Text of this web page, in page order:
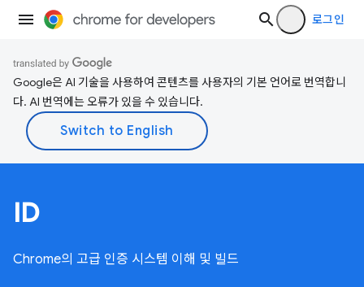
로그인
Google은 AI 기술을 사용하여 콘텐츠를 사용자의 기본 언어로 번역합니
다. AI 번역에는 오류가 있을 수 있습니다.
ID
Chrome의 고급 인증 시스템 이해 및 빌드